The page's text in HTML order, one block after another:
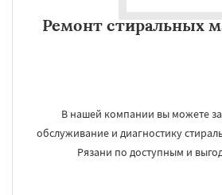
Ремонт стиральных
В нашей компании вы можете
обслуживание и диагностику
Рязани по доступным и